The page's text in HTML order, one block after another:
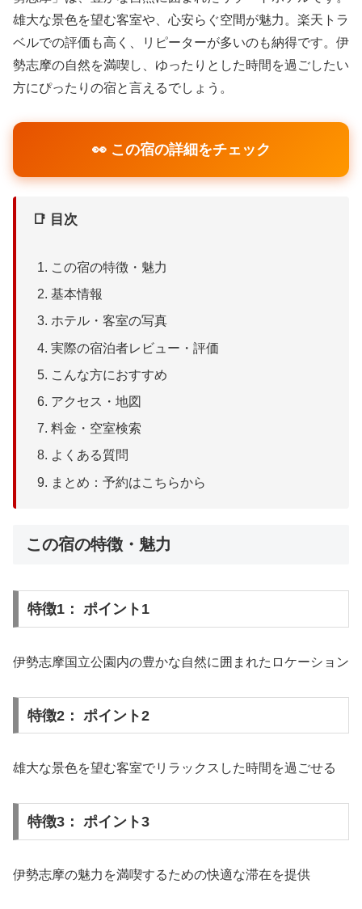
雄大な景色を望む客室や、心安らぐ空間が魅力。楽天トラ
ベルでの評価も高く、リピーターが多いのも納得です。伊
勢志摩の自然を満喫し、ゆったりとした時間を過ごしたい
方にぴったりの宿と言えるでしょう。
👀 この宿の詳細をチェック
📑 目次
この宿の特徴・魅力
基本情報
ホテル・客室の写真
実際の宿泊者レビュー・評価
こんな方におすすめ
アクセス・地図
料金・空室検索
よくある質問
まとめ：予約はこちらから
この宿の特徴・魅力
特徴1： ポイント1
伊勢志摩国立公園内の豊かな自然に囲まれたロケーション
特徴2： ポイント2
雄大な景色を望む客室でリラックスした時間を過ごせる
特徴3： ポイント3
伊勢志摩の魅力を満喫するための快適な滞在を提供